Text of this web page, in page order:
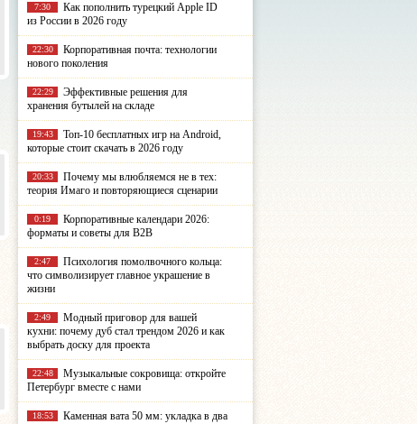
7:30
Как пополнить турецкий Apple ID
из России в 2026 году
22:30
Корпоративная почта: технологии
нового поколения
22:29
Эффективные решения для
хранения бутылей на складе
19:43
Топ-10 бесплатных игр на Android,
которые стоит скачать в 2026 году
20:33
Почему мы влюбляемся не в тех:
теория Имаго и повторяющиеся сценарии
0:19
Корпоративные календари 2026:
форматы и советы для B2B
2:47
Психология помолвочного кольца:
что символизирует главное украшение в
жизни
2:49
Модный приговор для вашей
кухни: почему дуб стал трендом 2026 и как
выбрать доску для проекта
22:48
Музыкальные сокровища: откройте
Петербург вместе с нами
18:53
Каменная вата 50 мм: укладка в два